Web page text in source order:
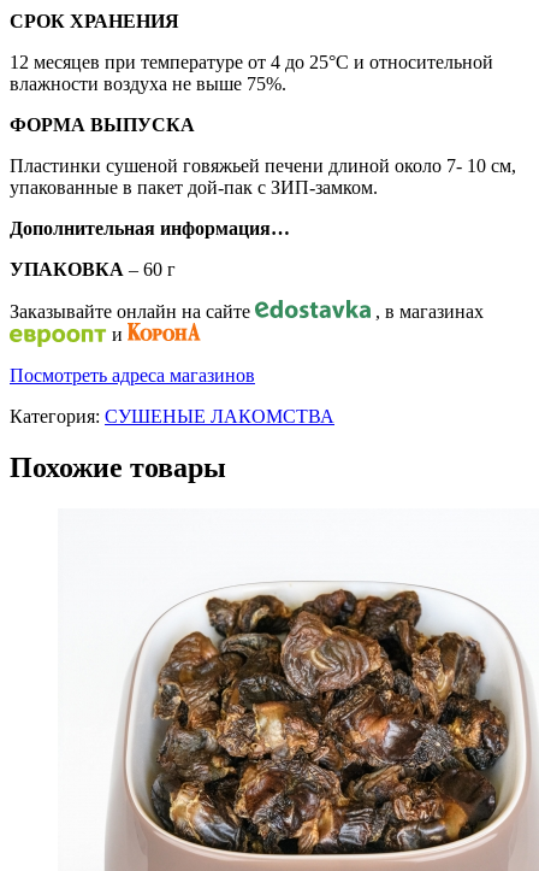
СРОК ХРАНЕНИЯ
12 месяцев при температуре от 4 до 25°С и относительной
влажности воздуха не выше 75%.
ФОРМА ВЫПУСКА
Пластинки сушеной говяжьей печени длиной около 7- 10 см,
упакованные в пакет дой-пак с ЗИП-замком.
Дополнительная информация…
УПАКОВКА – 60 г
Заказывайте онлайн на сайте
, в магазинах
и
Посмотреть адреса магазинов
Категория: СУШЕНЫЕ ЛАКОМСТВА
Похожие товары